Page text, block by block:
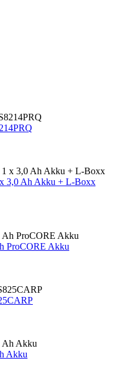
3,0 Ah Akku + L-Boxx
ProCORE Akku
Akku